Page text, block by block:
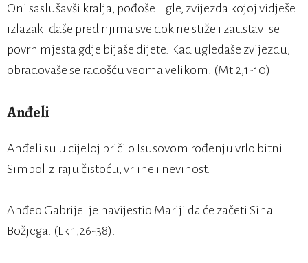
Oni saslušavši kralja, pođoše. I gle, zvijezda kojoj vidješe
izlazak iđaše pred njima sve dok ne stiže i zaustavi se
povrh mjesta gdje bijaše dijete. Kad ugledaše zvijezdu,
obradovaše se radošću veoma velikom. (Mt 2,1-10)
Anđeli
Anđeli su u cijeloj priči o Isusovom rođenju vrlo bitni.
Simboliziraju čistoću, vrline i nevinost.
Anđeo Gabrijel je navijestio Mariji da će začeti Sina
Božjega. (Lk 1,26-38).